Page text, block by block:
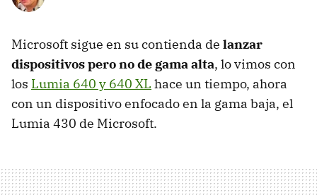
Microsoft sigue en su contienda de lanzar
dispositivos pero no de gama alta, lo vimos con
los Lumia 640 y 640 XL hace un tiempo, ahora
con un dispositivo enfocado en la gama baja, el
Lumia 430 de Microsoft.